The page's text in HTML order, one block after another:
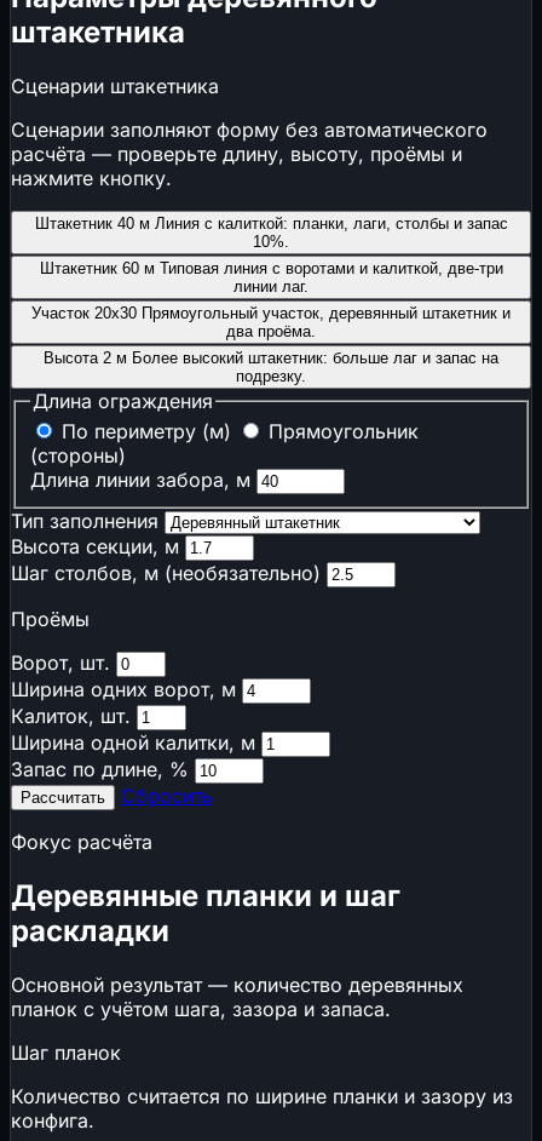
🌧️Ливнёвка и дождевой сток
🔥Пожарная и промышленная безопасность
🔥Противопожарные расстояния
🧯Огнетушители
АКатегория помещения
🏭Признаки опасного производственного
объекта
Нужен ли наряд-допуск
Климат, теплотехника и акустика
🧱Толщина утеплителя
💧Точка росы
🔇Звукоизоляция стен
📋Сметы, закупки и экономика подрядчика
₽НДС 22% (2026)
📋 Взносы ИП
📊УСН vs ОСНО
⚖️ Пени и риск РНП
⚖️ Неустойка по договору
🏦Стоимость банковской гарантии
⚠️Риски строительных проектов
📋Калькуляторы ресурсов ГЭСНр
🌱Экология и комфорт
🌱 Эко-баллы ГОСТ Р 70346
🔊Внешний шум на расстоянии
↗ Возможно вам будет интересно
🌡️ГСОП
❄️Снеговая нагрузка на кровлю
📄Цены на кирпич в 2026 году: за штуку,
📄ФРСН: как найти документ и регистрационный
номер
штакетника
Сценарии штакетника
Сценарии заполняют форму без автоматического
расчёта — проверьте длину, высоту, проёмы и
нажмите кнопку.
Штакетник 40 м Линия с калиткой: планки, лаги, столбы и запас
10%.
Штакетник 60 м Типовая линия с воротами и калиткой, две-три
линии лаг.
Участок 20x30 Прямоугольный участок, деревянный штакетник и
два проёма.
Высота 2 м Более высокий штакетник: больше лаг и запас на
подрезку.
Длина ограждения
По периметру (м)
Прямоугольник
(стороны)
Длина линии забора, м
Тип заполнения
Высота секции, м
Шаг столбов, м (необязательно)
Проёмы
Ворот, шт.
Ширина одних ворот, м
Калиток, шт.
Ширина одной калитки, м
Запас по длине, %
Рассчитать
Сбросить
Фокус расчёта
Деревянные планки и шаг
раскладки
Основной результат — количество деревянных
планок с учётом шага, зазора и запаса.
Шаг планок
Количество считается по ширине планки и зазору из
конфига.